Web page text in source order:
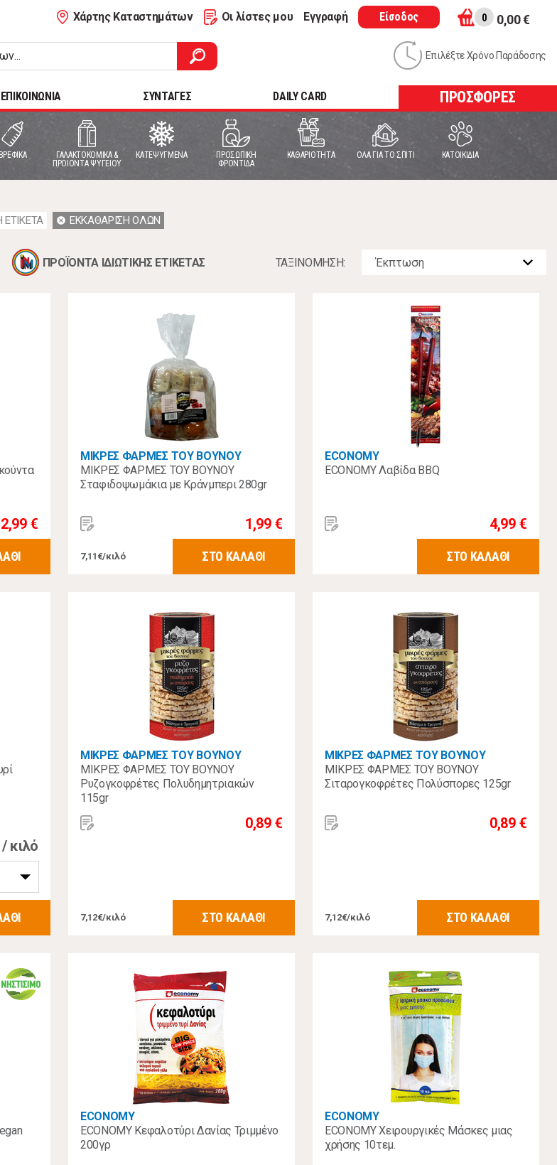
Χάρτης Καταστημάτων Οι λίστες μου Εγγραφή Είσοδος 0 0,00 €
Επιλέξτε Χρόνο Παράδοσης
ΕΠΙΚΟΙΝΩΝΙΑ ΣΥΝΤΑΓΕΣ DAILY CARD ΠΡΟΣΦΟΡΕΣ
ΒΡΕΦΙΚΑ
ΓΑΛΑΚΤΟΚΟΜΙΚΑ &
ΠΡΟΙΟΝΤΑ ΨΥΓΕΙΟΥ
ΚΑΤΕΨΥΓΜΕΝΑ
ΠΡΟΣΩΠΙΚΗ
ΦΡΟΝΤΙΔΑ
ΚΑΘΑΡΙΟΤΗΤΑ ΟΛΑ ΓΙΑ ΤΟ ΣΠΙΤΙ ΚΑΤΟΙΚΙΔΙΑ
ΕΤΙΚΕΤΑ cancel ΕΚΚΑΘΑΡΙΣΗ ΟΛΩΝ
ΠΡΟΪΟΝΤΑ ΙΔΙΩΤΙΚΗΣ ΕΤΙΚΕΤΑΣ ΤΑΞΙΝOΜΗΣΗ:
2,99 €
ΜΙΚΡΕΣ ΦΑΡΜΕΣ ΤΟΥ ΒΟΥΝΟΥ
ΜΙΚΡΕΣ ΦΑΡΜΕΣ ΤΟΥ ΒΟΥΝΟΥ
Σταφιδοψωμάκια με Κράνμπερι 280gr
1,99 €
7,11€/κιλό ΣΤΟ ΚΑΛΑΘΙ
ECONOMY
ECONOMY Λαβίδα BBQ
4,99 €
ΣΤΟ ΚΑΛΑΘΙ
κιλό
ΜΙΚΡΕΣ ΦΑΡΜΕΣ ΤΟΥ ΒΟΥΝΟΥ
ΜΙΚΡΕΣ ΦΑΡΜΕΣ ΤΟΥ ΒΟΥΝΟΥ
Ρυζογκοφρέτες Πολυδημητριακών
115gr
0,89 €
7,12€/κιλό ΣΤΟ ΚΑΛΑΘΙ
ΜΙΚΡΕΣ ΦΑΡΜΕΣ ΤΟΥ ΒΟΥΝΟΥ
ΜΙΚΡΕΣ ΦΑΡΜΕΣ ΤΟΥ ΒΟΥΝΟΥ
Σιταρογκοφρέτες Πολύσπορες 125gr
0,89 €
7,12€/κιλό ΣΤΟ ΚΑΛΑΘΙ
ECONOMY
ECONOMY Κεφαλοτύρι Δανίας Τριμμένο
200γρ
ECONOMY
ECONOMY Χειρουργικές Μάσκες μιας
χρήσης 10τεμ.